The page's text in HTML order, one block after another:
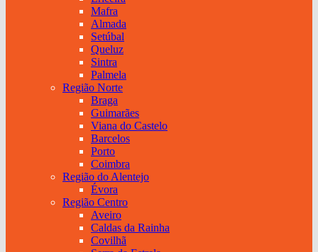
Mafra
Almada
Setúbal
Queluz
Sintra
Palmela
Região Norte
Braga
Guimarães
Viana do Castelo
Barcelos
Porto
Coimbra
Região do Alentejo
Évora
Região Centro
Aveiro
Caldas da Rainha
Covilhã